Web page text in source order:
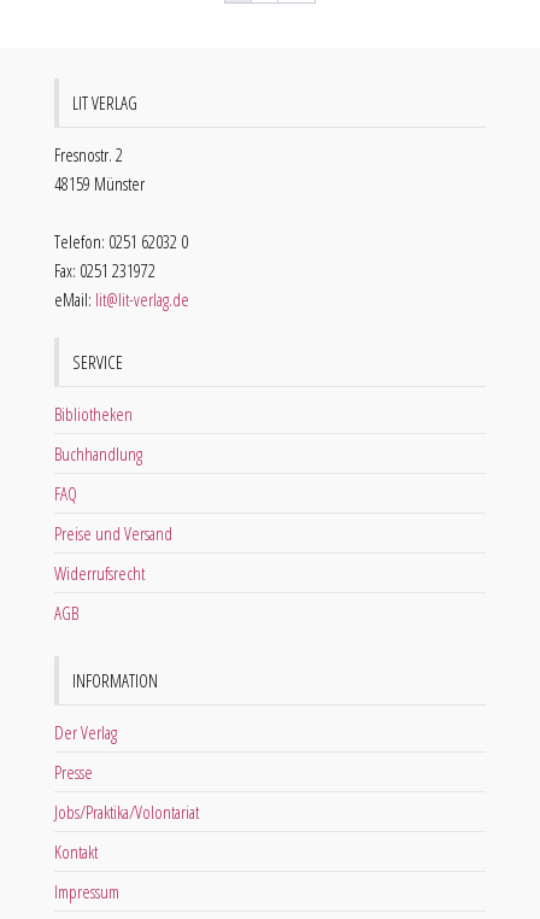
LIT VERLAG
Fresnostr. 2
48159 Münster
Telefon: 0251 62032 0
Fax: 0251 231972
eMail: lit@lit-verlag.de
SERVICE
Bibliotheken
Buchhandlung
FAQ
Preise und Versand
Widerrufsrecht
AGB
INFORMATION
Der Verlag
Presse
Jobs/Praktika/Volontariat
Kontakt
Impressum